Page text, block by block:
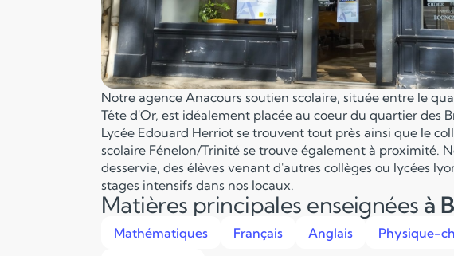
Notre agence Anacours soutien scolaire, située entre le
Tête d'Or, est idéalement placée au coeur du quartier des
Lycée Edouard Herriot se trouvent tout près ainsi que le
scolaire Fénelon/Trinité se trouve également à proximité.
desservie, des élèves venant d'autres collèges ou lycées
stages intensifs dans nos locaux.
Matières principales enseignées à
Mathématiques Français Anglais Physique-